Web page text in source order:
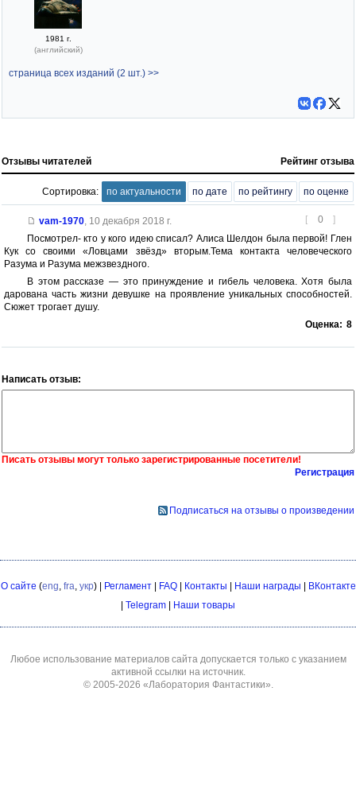
1981 г.
(английский)
страница всех изданий (2 шт.) >>
Отзывы читателей Рейтинг отзыва
Сортировка: по актуальности по дате по рейтингу по оценке
[ 0 ]
vam-1970, 10 декабря 2018 г.
Посмотрел- кто у кого идею списал? Алиса Шелдон была первой! Глен
Кук со своими «Ловцами звёзд» вторым.Тема контакта человеческого
Разума и Разума межзвездного.
В этом рассказе — это принуждение и гибель человека. Хотя была
дарована часть жизни девушке на проявление уникальных способностей.
Сюжет трогает душу.
Оценка: 8
Написать отзыв:
Писать отзывы могут только зарегистрированные посетители!
Регистрация
Подписаться на отзывы о произведении
О сайте (eng fra укр) | Регламент| FAQ| Контакты | Наши награды | ВКонтакте
| Telegram | Наши товары
Любое использование материалов сайта допускается только с указанием
активной ссылки на источник.
© 2005-2026 «Лаборатория Фантастики»